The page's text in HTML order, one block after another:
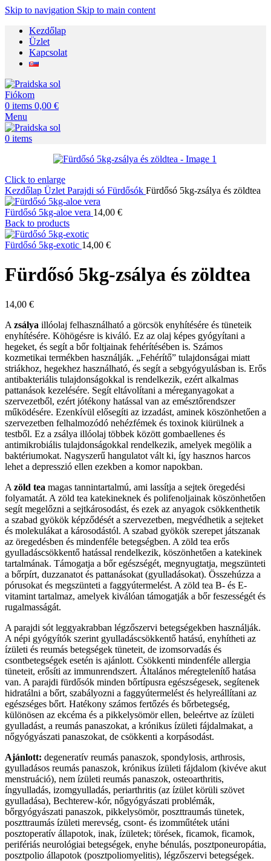
Skip to navigation Skip to main content
Kezdőlap
Üzlet
Kapcsolat
Fiókom
0 items 0,00 €
Menu
0 items
Click to enlarge
Kezdőlap Üzlet Parajdi só Fürdősók Fürdősó 5kg-zsálya és zöldtea
Fürdősó 5kg-aloe vera 14,00 €
Back to products
Fürdősó 5kg-exotic 14,00 €
Fürdősó 5kg-zsálya és zöldtea
14,00 €
A zsálya illóolaj felhasználható a görcsök enyhítésére és tüneteik
enyhítésére. Köhögésre is kiváló. Ez az olaj képes gyógyítani a
hegeket, és segít a bőr foltjainak fehérítésében is. Számos
kozmetikai termékben használják. „Fehérítő” tulajdonságai miatt
striákhoz, hegekhez használható, és segít a sebgyógyulásban is. Erős
antibakteriális tulajdonságokkal is rendelkezik, ezért alkalmas
pattanások kezelésére. Segít eltávolítani a méreganyagokat a
szervezetből, ezért jótékony hatással van az emésztőrendszer
működésére. Ezenkívül elősegíti az izzadást, aminek köszönhetően a
szervezetben felhalmozódó nehézfémek és toxinok kiürülnek a
testből. Ez a zsálya illóolaj többek között gombaellenes és
antimikrobiális tulajdonságokkal rendelkezik, amelyek megölik a
baktériumokat. Nagyszerű hangulatot vált ki, így hasznos harcos
lehet a depresszió ellen ezekben a komor napokban.
A zöld tea magas tannintartalmú, ami lassítja a sejtek öregedési
folyamatát. A zöld tea katekineknek és polifenoljainak köszönhetően
segít megelőzni a sejtkárosodást, és ezek az anyagok csökkenthetik
a szabad gyökök képződését a szervezetben, megvédhetik a sejteket
és molekulákat a károsodástól. A szabad gyökök szerepet játszanak
az öregedésben és mindenféle betegségben. A zöld tea erős
gyulladáscsökkentő hatással rendelkezik, köszönhetően a katekinek
tartalmának. Támogatja a bőr egészségét, megnyugtatja, megszünteti
a bőrpírt, duzzanatot és pattanásokat (gyulladásokat). Összehúzza a
pórusokat és megszünteti a faggyútermelést. A zöld tea B- és E-
vitamint tartalmaz, amelyek kiválóan támogatják a bőr feszességét és
rugalmasságát.
A parajdi sót leggyakrabban légzőszervi betegségekben használják.
A népi gyógyítók szerint gyulladáscsökkentő hatású, enyhítheti az
ízületi és reumás betegségek tüneteit, de izomsorvadás és
csontbetegségek esetén is ajánlott. Csökkenti mindenféle allergia
tüneteit, erősíti az immunrendszert. Általános méregtelenítő hatása
van. A parajdi fürdősók minden bőrtípusra egészségesek, segítenek
hidratálni a bőrt, szabályozni a faggyútermelést és helyreállítani az
egészséges bőrt. Hatékony számos fertőzés és bőrbetegség,
különösen az ekcéma és a pikkelysömör ellen, beleértve az ízületi
gyulladást, a reumás panaszokat, a krónikus ízületi fájdalmakat, a
nőgyógyászati panaszokat, de csökkenti a korpásodást.
Ajánlott: degeneratív reumás panaszok, spondylosis, arthrosis,
gyulladásos reumás panaszok, krónikus ízületi fájdalom (kivéve akut
menstruáció), nem ízületi reumás panaszok, osteoarthritis,
íngyulladás, izomgyulladás, periarthritis (az ízület körüli szövet
gyulladása), Bechterew-kór, nőgyógyászati problémák,
bőrgyógyászati panaszok, pikkelysömör, poszttraumás tünetek,
poszttraumás ízületi merevség, csont- és izomműtétek utáni
posztoperatív állapotok, inak, ízületek; törések, ficamok, ficamok,
perifériás neurológiai betegségek, enyhe bénulás, posztponeuropátia,
posztpolio állapotok (posztpoliomyelitis), légzőszervi betegségek.